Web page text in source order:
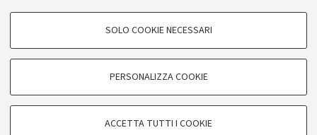
COOKIE DI PROFILAZIONE - FACOLTATIVI
COOKIE TECNICI - NECESSARI
SOLO COOKIE NECESSARI
PERSONALIZZA COOKIE
ACCETTA TUTTI I COOKIE
Dichiarazione di accessibilità
Privacy e note legali
Impostazioni Cookie
©Copyright 2026 - ALMA MATER STUDIORUM - Università di
Bologna - Via Zamboni,33 - 40126Bologna - PI: